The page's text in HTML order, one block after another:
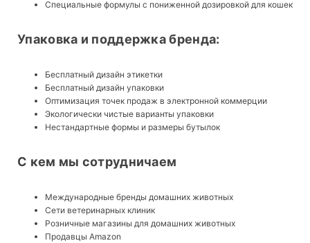
Специальные формулы с пониженной дозировкой для кошек
Упаковка и поддержка бренда:
Бесплатный дизайн этикетки
Бесплатный дизайн упаковки
Оптимизация точек продаж в электронной коммерции
Экологически чистые варианты упаковки
Нестандартные формы и размеры бутылок
С кем мы сотрудничаем
Международные бренды домашних животных
Сети ветеринарных клиник
Розничные магазины для домашних животных
Продавцы Amazon